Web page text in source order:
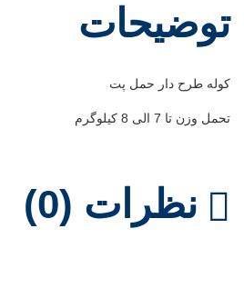
توضیحات
کوله طرح دار حمل پت
تحمل وزن تا 7 الی 8 کیلوگرم
نظرات (0)